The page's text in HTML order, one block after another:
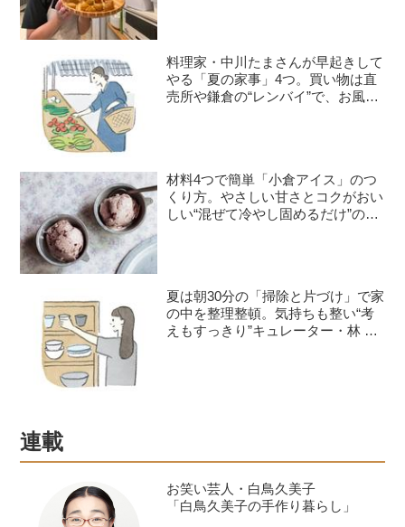
料理家・中川たまさんが早起きして
やる「夏の家事」4つ。買い物は直
売所や鎌倉の“レンバイ”で、お風呂
材料4つで簡単「小倉アイス」のつ
くり方。やさしい甘さとコクがおい
しい“混ぜて冷やし固めるだけ”のひ
夏は朝30分の「掃除と片づけ」で家
の中を整理整頓。気持ちも整い“考
えもすっきり”キュレーター・林 綾
連載
お笑い芸人・白鳥久美子
「白鳥久美子の手作り暮らし」